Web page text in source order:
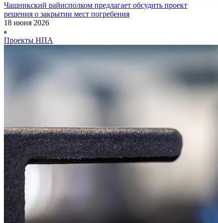
Чашникский райисполком предлагает обсудить проект
решения о закрытии мест погребения
18 июня 2026
Проекты НПА